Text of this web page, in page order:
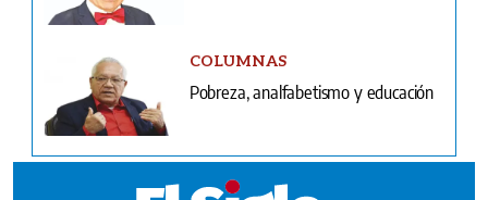
COLUMNAS
Pobreza, analfabetismo y educación